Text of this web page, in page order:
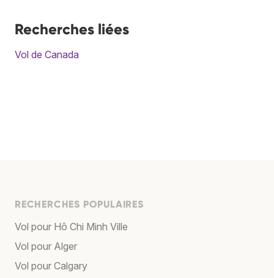
Recherches liées
Vol de Canada
RECHERCHES POPULAIRES
Vol pour Hô Chi Minh Ville
Vol pour Alger
Vol pour Calgary